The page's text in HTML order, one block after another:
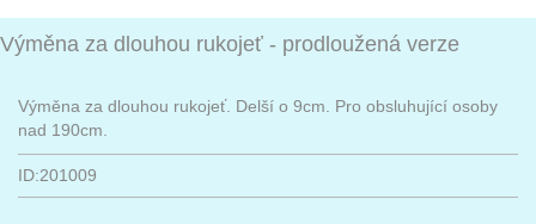
Výměna za dlouhou rukojeť - prodloužená verze
Výměna za dlouhou rukojeť. Delší o 9cm. Pro obsluhující osoby
nad 190cm.
ID:201009